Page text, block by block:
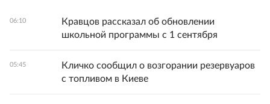
06:10
Кравцов рассказал об обновлении
школьной программы с 1 сентября
05:45
Кличко сообщил о возгорании резервуаров
с топливом в Киеве